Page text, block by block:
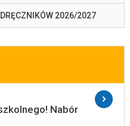
2026/2027
Nabór